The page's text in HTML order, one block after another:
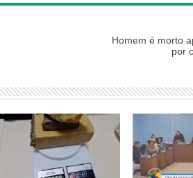
Homem é morto
por